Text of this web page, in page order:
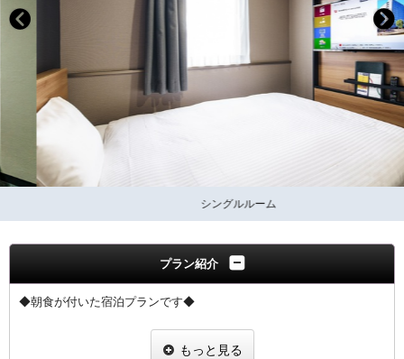
シングルルーム
プラン紹介
◆朝食が付いた宿泊プランです◆
もっと見る